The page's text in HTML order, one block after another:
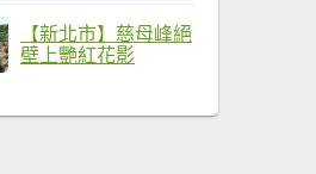
【新北市】慈母峰絕
壁上艷紅花影